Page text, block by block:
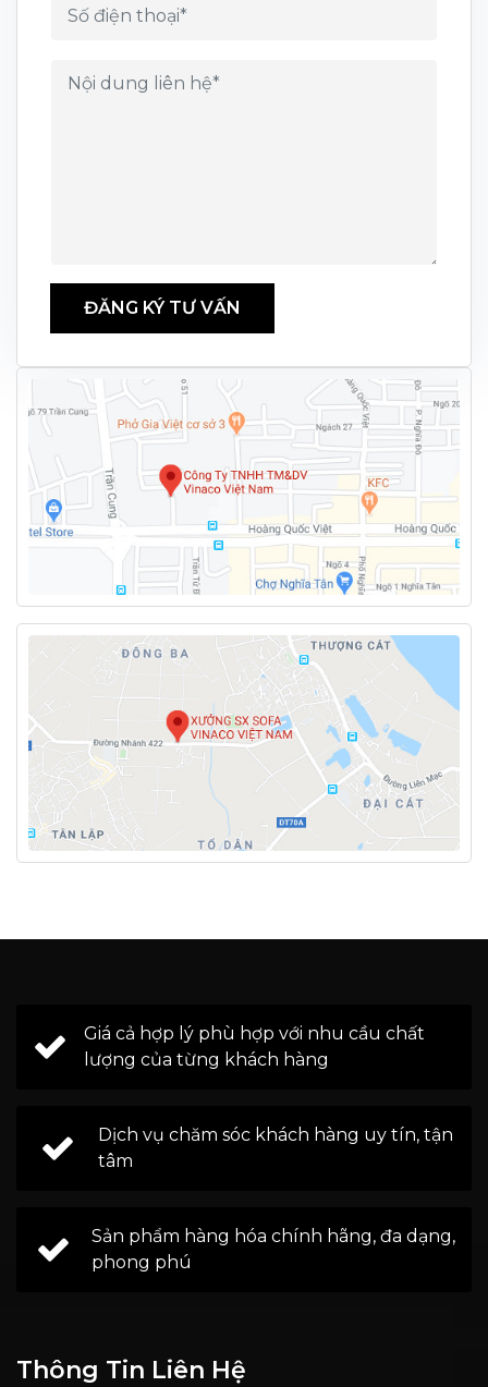
ĐĂNG KÝ TƯ VẤN
Giá cả hợp lý phù hợp với nhu cầu chất
lượng của từng khách hàng
Dịch vụ chăm sóc khách hàng uy tín, tận
tâm
Sản phẩm hàng hóa chính hãng, đa dạng,
phong phú
Thông Tin Liên Hệ